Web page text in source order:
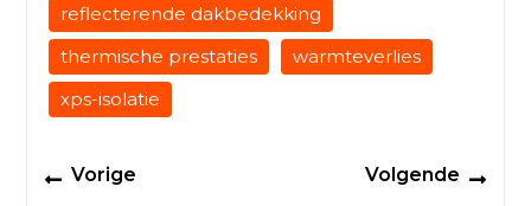
reflecterende dakbedekking
thermische prestaties
warmteverlies
xps-isolatie
Berichtnavigatie
Vorige Volgende